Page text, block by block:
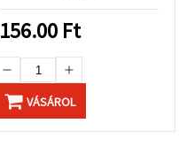
156.00 Ft
VÁSÁROL